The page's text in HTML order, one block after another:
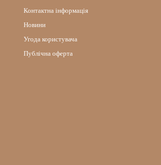
Контактна інформація
Новини
Угода користувача
Публічна оферта